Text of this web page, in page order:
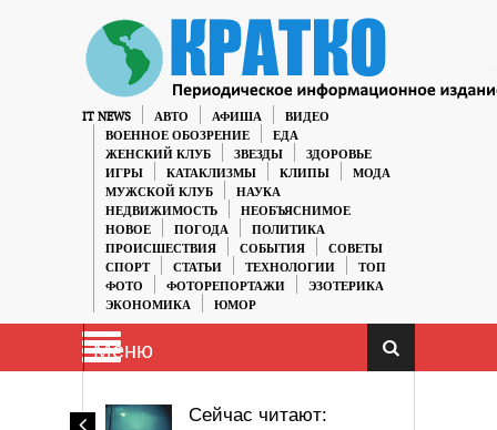
IT NEWS АВТО АФИША
ВИДЕО
ВОЕННОЕ ОБОЗРЕНИЕ
ЕДА
ЖЕНСКИЙ КЛУБ
ЗВЕЗДЫ
ЗДОРОВЬЕ
ИГРЫ
КАТАКЛИЗМЫ КЛИПЫ
МОДА
МУЖСКОЙ КЛУБ
НАУКА
НЕДВИЖИМОСТЬ
НЕОБЪЯСНИМОЕ
НОВОЕ
ПОГОДА
ПОЛИТИКА
ПРОИСШЕСТВИЯ
СОБЫТИЯ
СОВЕТЫ
СПОРТ
СТАТЬИ ТЕХНОЛОГИИ
ТОП
ФОТО
ФОТОРЕПОРТАЖИ
ЭЗОТЕРИКА
ЭКОНОМИКА
ЮМОР
Меню
Сейчас читают: